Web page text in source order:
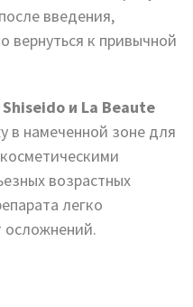
введения,
вернуться к привычной
и La Beaute
в намеченной зоне для
возрастных
легко
осложнений.